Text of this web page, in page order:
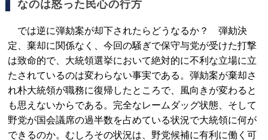
なのは怒った民心の行方
では逆に弾劾案が却下されたらどうなるか？ 弾劾決
定、棄却に関係なく、今回の騒ぎで保守与党が受けた打撃
は致命的で、大統領選挙において絶対的に不利な立場に立
たされているのは変わらない事実である。弾劾案が棄却さ
れ朴大統領が職務に復帰したところで、風向きが変わると
も思えないからである。完全なレームダッグ状態、そして
野党が国会議席の過半数を占めている状況で大統領に何が
できるのか。むしろその状況は、野党候補に有利に働く可